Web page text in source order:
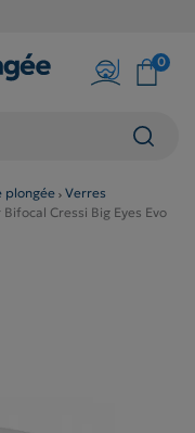
0
plongée
Verres
Cressi Big Eyes Evo